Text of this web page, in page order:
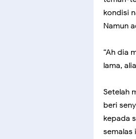
kondisi
Namun
“Ah dia
lama,
Setelah
beri
kepada
semalas